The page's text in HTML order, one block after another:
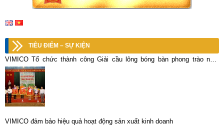
TIÊU ĐIỂM – SỰ KIỆN
VIMICO Tổ chức thành công Giải cầu lông bóng bàn phong trào năm
2018
VIMICO đảm bảo hiệu quả hoạt động sản xuất kinh doanh